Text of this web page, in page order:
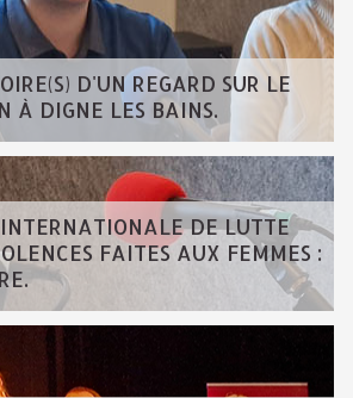
D'UN REGARD SUR LE
À DIGNE LES BAINS.
DE LUTTE
FAITES AUX FEMMES :